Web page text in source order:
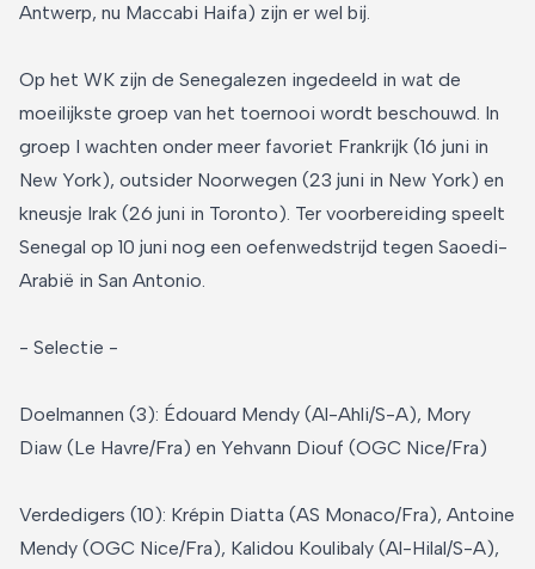
Antwerp, nu Maccabi Haifa) zijn er wel bij.
Op het WK zijn de Senegalezen ingedeeld in wat de
moeilijkste groep van het toernooi wordt beschouwd. In
groep I wachten onder meer favoriet Frankrijk (16 juni in
New York), outsider Noorwegen (23 juni in New York) en
kneusje Irak (26 juni in Toronto). Ter voorbereiding speelt
Senegal op 10 juni nog een oefenwedstrijd tegen Saoedi-
Arabië in San Antonio.
- Selectie -
Doelmannen (3): Édouard Mendy (Al-Ahli/S-A), Mory
Diaw (Le Havre/Fra) en Yehvann Diouf (OGC Nice/Fra)
Verdedigers (10): Krépin Diatta (AS Monaco/Fra), Antoine
Mendy (OGC Nice/Fra), Kalidou Koulibaly (Al-Hilal/S-A),